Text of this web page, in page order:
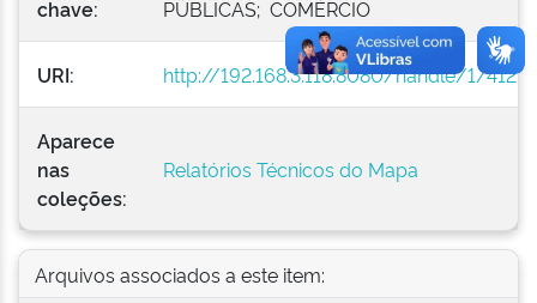
chave:
PÚBLICAS; COMÉRCIO
URI: http://192.168.3.118:8080/handle/1/412
Aparece
nas
coleções:
Relatórios Técnicos do Mapa
Arquivos associados a este item: